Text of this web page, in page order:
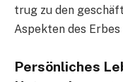
trug zu den
Aspekten des
Persönliches